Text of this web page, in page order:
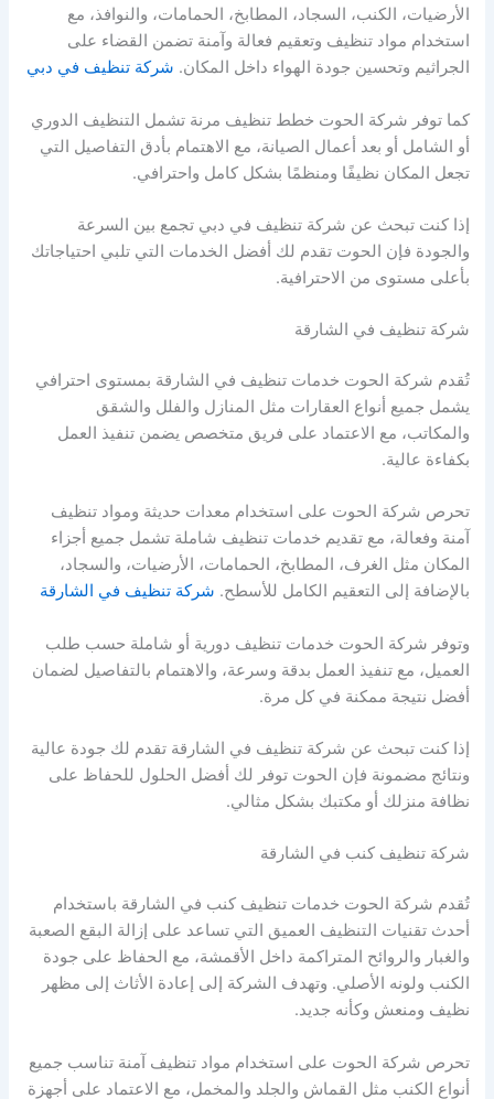
الأرضيات، الكنب، السجاد، المطابخ، الحمامات، والنوافذ، مع
استخدام مواد تنظيف وتعقيم فعالة وآمنة تضمن القضاء على
الجراثيم وتحسين جودة الهواء داخل المكان. شركة تنظيف في دبي
كما توفر شركة الحوت خطط تنظيف مرنة تشمل التنظيف الدوري
أو الشامل أو بعد أعمال الصيانة، مع الاهتمام بأدق التفاصيل التي
تجعل المكان نظيفًا ومنظمًا بشكل كامل واحترافي.
إذا كنت تبحث عن شركة تنظيف في دبي تجمع بين السرعة
والجودة فإن الحوت تقدم لك أفضل الخدمات التي تلبي احتياجاتك
بأعلى مستوى من الاحترافية.
شركة تنظيف في الشارقة
تُقدم شركة الحوت خدمات تنظيف في الشارقة بمستوى احترافي
يشمل جميع أنواع العقارات مثل المنازل والفلل والشقق
والمكاتب، مع الاعتماد على فريق متخصص يضمن تنفيذ العمل
بكفاءة عالية.
تحرص شركة الحوت على استخدام معدات حديثة ومواد تنظيف
آمنة وفعالة، مع تقديم خدمات تنظيف شاملة تشمل جميع أجزاء
المكان مثل الغرف، المطابخ، الحمامات، الأرضيات، والسجاد،
بالإضافة إلى التعقيم الكامل للأسطح. شركة تنظيف في الشارقة
وتوفر شركة الحوت خدمات تنظيف دورية أو شاملة حسب طلب
العميل، مع تنفيذ العمل بدقة وسرعة، والاهتمام بالتفاصيل لضمان
أفضل نتيجة ممكنة في كل مرة.
إذا كنت تبحث عن شركة تنظيف في الشارقة تقدم لك جودة عالية
ونتائج مضمونة فإن الحوت توفر لك أفضل الحلول للحفاظ على
نظافة منزلك أو مكتبك بشكل مثالي.
شركة تنظيف كنب في الشارقة
تُقدم شركة الحوت خدمات تنظيف كنب في الشارقة باستخدام
أحدث تقنيات التنظيف العميق التي تساعد على إزالة البقع الصعبة
والغبار والروائح المتراكمة داخل الأقمشة، مع الحفاظ على جودة
الكنب ولونه الأصلي. وتهدف الشركة إلى إعادة الأثاث إلى مظهر
نظيف ومنعش وكأنه جديد.
تحرص شركة الحوت على استخدام مواد تنظيف آمنة تناسب جميع
أنواع الكنب مثل القماش والجلد والمخمل، مع الاعتماد على أجهزة